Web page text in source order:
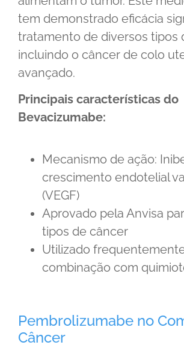
tem demonstrado eficácia
tratamento de diversos tipos
incluindo o câncer de colo
avançado.
Principais características do
Bevacizumabe:
Mecanismo de ação:
crescimento endotelial
(VEGF)
Aprovado pela Anvisa
tipos de câncer
Utilizado
combinação com
Pembrolizumabe no
Câncer